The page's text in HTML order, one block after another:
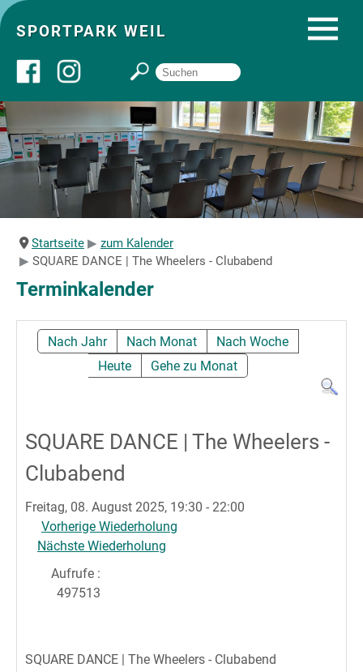
SPORTPARK WEIL
Über uns
Startseite
Angebote
Sportpark
Startseite
zum Kalender
SQUARE DANCE | The Wheelers - Clubabend
Terminkalender
Nach Jahr Nach Monat
Nach Woche
Heute
Gehe zu Monat
SQUARE DANCE | The Wheelers -
Clubabend
Freitag, 08. August 2025, 19:30 - 22:00
Vorherige Wiederholung
Nächste Wiederholung
Aufrufe:
497513
SQUARE DANCE | The Wheelers - Clubabend